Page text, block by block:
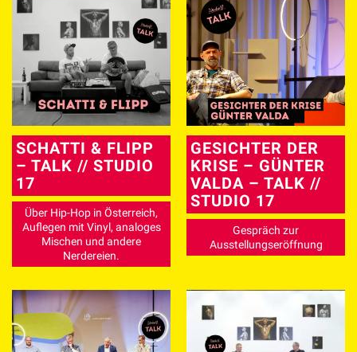
SCHATTI & FLIPP
– TALK // STUDIO
17
Über Hip-Hop in Österreich,
Auflegen mit Vinyl, analoges
Mischen und andere
Nerdereien.
GESICHTER DER
KRISE – GÜNTER
VALDA – TALK //
STUDIO 17
Gespräch zur
Ausstellungseröffnung